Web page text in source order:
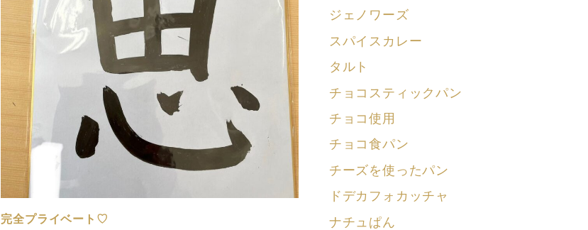
完全プライベート♡
ジェノワーズ
スパイスカレー
タルト
チョコスティックパン
チョコ使用
チョコ食パン
チーズを使ったパン
ドデカフォカッチャ
ナチュぱん